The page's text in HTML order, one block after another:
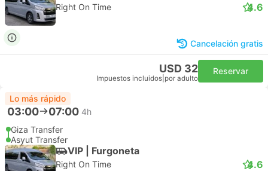
Right On Time 4.6
Cancelación gratis
USD 32
Impuestos incluidos por adulto
Reservar
Lo más rápido
03:00 07:00 4h
Giza Transfer
Asyut Transfer
VIP | Furgoneta
Right On Time 4.6